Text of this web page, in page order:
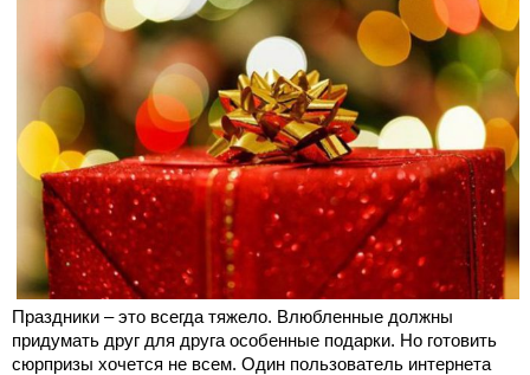
Праздники – это всегда тяжело. Влюбленные должны
придумать друг для друга особенные подарки. Но готовить
сюрпризы хочется не всем. Один пользователь интернета